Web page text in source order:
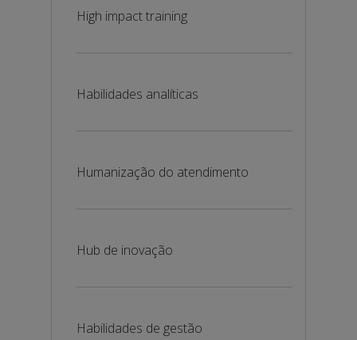
High impact training
Habilidades analíticas
Humanização do atendimento
Hub de inovação
Habilidades de gestão